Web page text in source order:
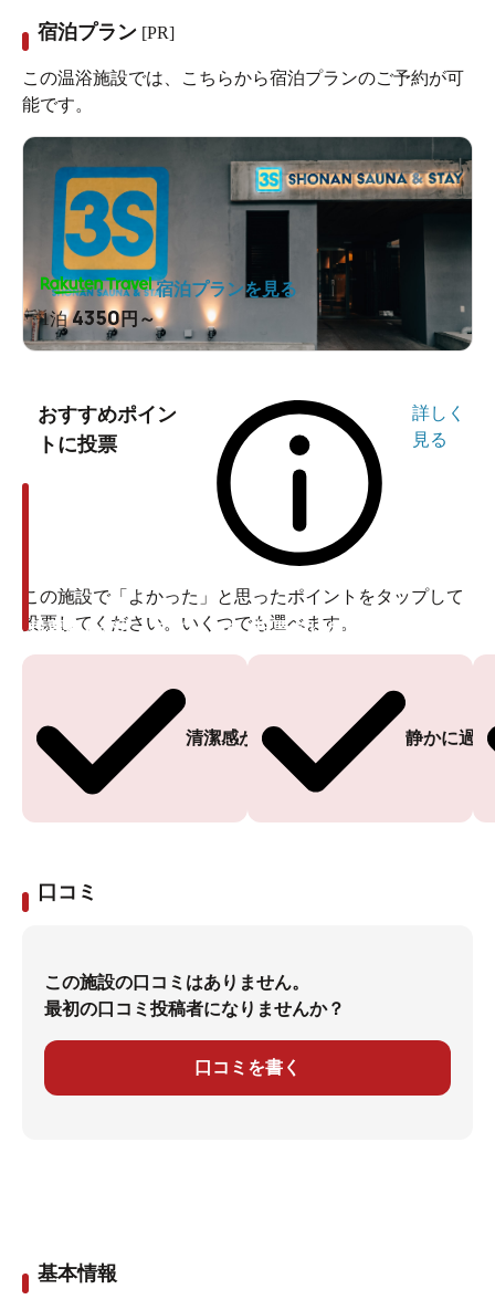
宿泊プラン [PR]
この温浴施設では、こちらから宿泊プランのご予約が可
能です。
1泊4350円～
宿泊プランを見る
おすすめポイン
トに投票
詳しく
見る
この施設で「よかった」と思ったポイントをタップして
投票してください。いくつでも選べます。
清潔感がある
投票ありがとうございます
静かに過
投票ありがとうございます
口コミ
この施設の口コミはありません。
最初の口コミ投稿者になりませんか？
口コミを書く
基本情報